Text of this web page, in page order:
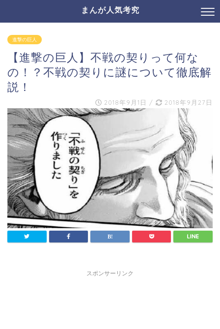
まんが人気考究
進撃の巨人
【進撃の巨人】不戦の契りって何な
の！？不戦の契りに謎について徹底解
説！
2018年9月1日 / 2018年9月27日
スポンサーリンク